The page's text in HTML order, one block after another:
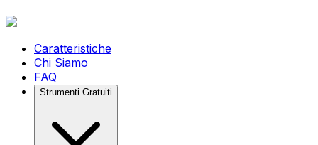
Caratteristiche
Chi Siamo
FAQ
Strumenti Gratuiti